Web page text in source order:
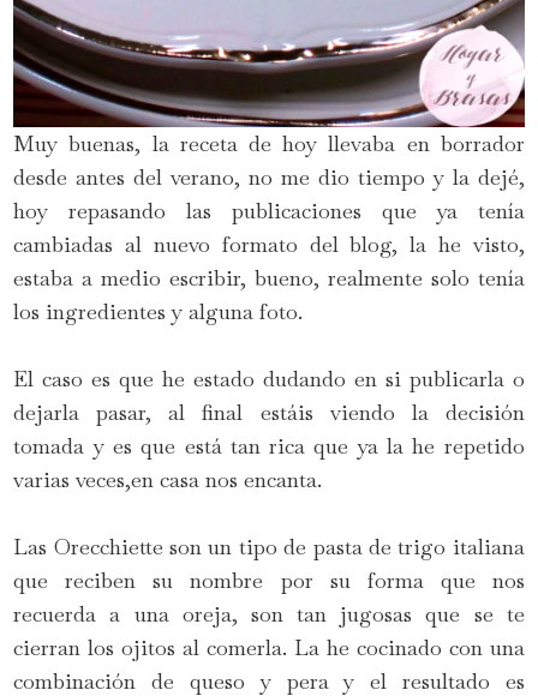
Muy buenas, la receta de hoy llevaba en borrador
desde antes del verano, no me dio tiempo y la dejé,
hoy repasando las publicaciones que ya tenía
cambiadas al nuevo formato del blog, la he visto,
estaba a medio escribir, bueno, realmente solo tenía
los ingredientes y alguna foto.
El caso es que he estado dudando en si publicarla o
dejarla pasar, al final estáis viendo la decisión
tomada y es que está tan rica que ya la he repetido
varias veces,en casa nos encanta.
Las Orecchiette son un tipo de pasta de trigo italiana
que reciben su nombre por su forma que nos
recuerda a una oreja, son tan jugosas que se te
cierran los ojitos al comerla. La he cocinado con una
combinación de queso y pera y el resultado es